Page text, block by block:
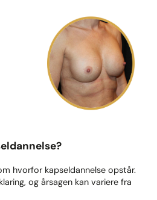
hvorfor kapseldannelse opstår.
og årsagen kan variere fra